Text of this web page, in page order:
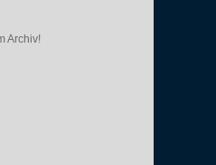
Archiv!